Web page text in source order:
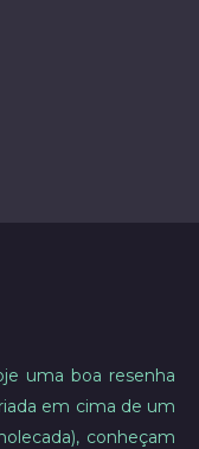
uma boa resenha
em cima de um
conheçam